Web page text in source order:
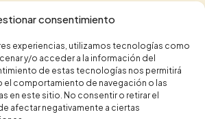
consentimiento
experiencias, utilizamos tecnologías como
y/o acceder a la información del
de estas tecnologías nos permitirá
comportamiento de navegación o las
en este sitio. No consentir o retirar el
afectar negativamente a ciertas
40  +34 615 35 50 96